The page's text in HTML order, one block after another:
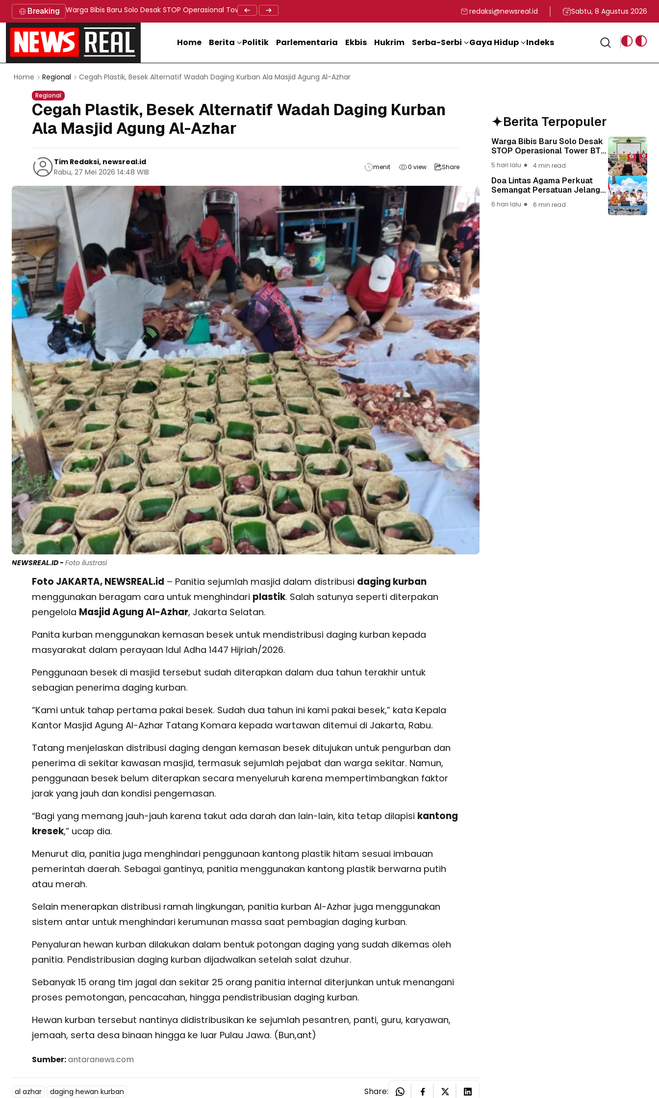
Breaking Warga Bibis Baru Solo Desak STOP Operasional Tower BTS, Diwa : Nyawa dan Keselamatan Warga Lebih Berharga
Doa Lintas Agama Perkuat Semangat Persatuan Jelang HUT ke-81 Kemerdekaan RIDukung MBG, Kadin Apresiasi Kepemimpinan Presiden Prabowo yang
Staf Khusus Menag RI
redaksi@newsreal.id Sabtu, 8 Agustus 2026
Home Berita Politik Parlementaria Ekbis Hukrim Serba-Serbi Gaya Hidup Indeks
Home Regional Cegah Plastik, Besek Alternatif Wadah Daging Kurban Ala Masjid Agung Al-Azhar
Regional
Cegah Plastik, Besek Alternatif Wadah Daging Kurban
Ala Masjid Agung Al-Azhar
Tim Redaksi, newsreal.id
Rabu, 27 Mei 2026 14:48 WIB
menit 0view Share
NEWSREAL.ID -Foto ilustrasi
Foto JAKARTA, NEWSREAL.id – Panitia sejumlah masjid dalam distribusi daging kurban
menggunakan beragam cara untuk menghindari plastik. Salah satunya seperti diterpakan
pengelola Masjid Agung Al-Azhar, Jakarta Selatan.
Panita kurban menggunakan kemasan besek untuk mendistribusi daging kurban kepada
masyarakat dalam perayaan Idul Adha 1447 Hijriah/2026.
Penggunaan besek di masjid tersebut sudah diterapkan dalam dua tahun terakhir untuk
sebagian penerima daging kurban.
“Kami untuk tahap pertama pakai besek. Sudah dua tahun ini kami pakai besek,” kata Kepala
Kantor Masjid Agung Al-Azhar Tatang Komara kepada wartawan ditemui di Jakarta, Rabu.
Tatang menjelaskan distribusi daging dengan kemasan besek ditujukan untuk pengurban dan
penerima di sekitar kawasan masjid, termasuk sejumlah pejabat dan warga sekitar. Namun,
penggunaan besek belum diterapkan secara menyeluruh karena mempertimbangkan faktor
jarak yang jauh dan kondisi pengemasan.
“Bagi yang memang jauh-jauh karena takut ada darah dan lain-lain, kita tetap dilapisi kantong
kresek,” ucap dia.
Menurut dia, panitia juga menghindari penggunaan kantong plastik hitam sesuai imbauan
pemerintah daerah. Sebagai gantinya, panitia menggunakan kantong plastik berwarna putih
atau merah.
Selain menerapkan distribusi ramah lingkungan, panitia kurban Al-Azhar juga menggunakan
sistem antar untuk menghindari kerumunan massa saat pembagian daging kurban.
Penyaluran hewan kurban dilakukan dalam bentuk potongan daging yang sudah dikemas oleh
panitia. Pendistribusian daging kurban dijadwalkan setelah salat dzuhur.
Sebanyak 15 orang tim jagal dan sekitar 25 orang panitia internal diterjunkan untuk menangani
proses pemotongan, pencacahan, hingga pendistribusian daging kurban.
Hewan kurban tersebut nantinya didistribusikan ke sejumlah pesantren, panti, guru, karyawan,
jemaah, serta desa binaan hingga ke luar Pulau Jawa. (Bun,ant)
Sumber:antaranews.com
al azhar daging hewan kurban Share:
Berita Terpopuler
Warga Bibis Baru Solo Desak
STOP Operasional Tower BTS,
Keselamatan Warga Lebih
Berharga
5 hari lalu 4 min read
Doa Lintas Agama Perkuat
Semangat Persatuan Jelang
6 hari lalu 6 min read